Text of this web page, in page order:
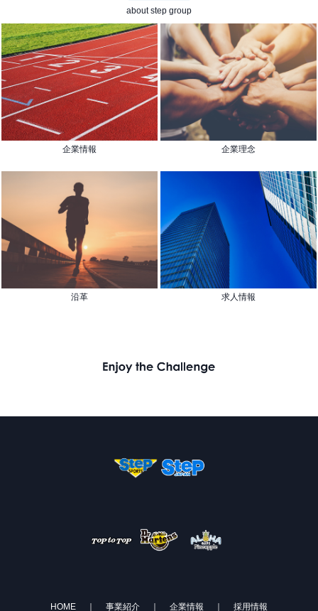
about step group
企業情報 企業理念
沿革 求人情報
HOME 事業紹介 企業情報 採用情報